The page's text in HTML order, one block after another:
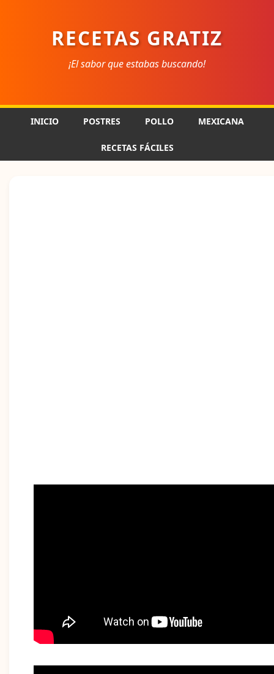
RECETAS GRATIZ
¡El sabor que estabas buscando!
INICIO POSTRES POLLO MEXICANA
RECETAS FÁCILES